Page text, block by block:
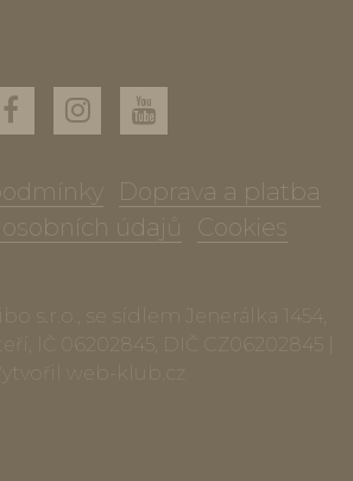
Doprava a platba
osobních údajů
Cookies
s.r.o., se sídlem Jenerálka 1454,
IČ 06202845, DIČ CZ06202845 |
Vytvořil